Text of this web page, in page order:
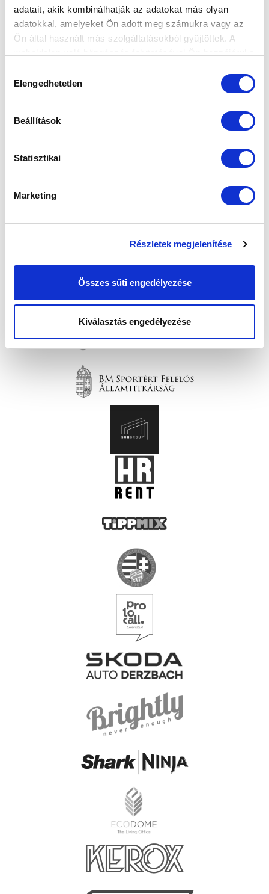
adatait, akik kombinálhatják az adatokat más olyan
adatokkal, amelyeket Ön adott meg számukra vagy az
Ön által használt más szolgáltatásokból gyűjtöttek. A
kiválasztása
Elengedhetetlen
Beállítások
Statisztikai
Marketing
Részletek megjelenítése
Összes süti engedélyezése
Kiválasztás engedélyezése
Elfogadom azAdatvédelmi tájékoztatót !
FELIRATKOZOM